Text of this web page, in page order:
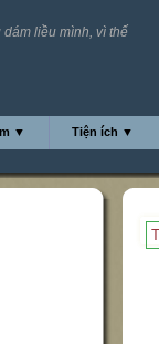
liều mình, vì thế
▼ Tiện ích ▼